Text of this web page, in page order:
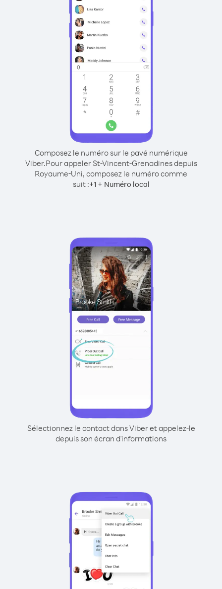
Composez le numéro sur le pavé numérique
Viber.Pour appeler St-Vincent-Grenadines depuis
Royaume-Uni, composez le numéro comme
suit :+1+ Numéro local
Sélectionnez le contact dans Viber et appelez-le
depuis son écran d'informations